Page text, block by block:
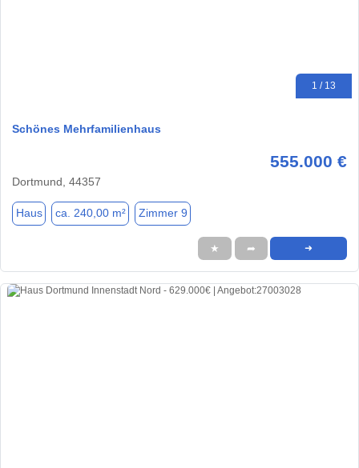
1 / 13
Schönes Mehrfamilienhaus
555.000 €
Dortmund, 44357
Haus ca. 240,00 m² Zimmer 9
★ ➦ ➜